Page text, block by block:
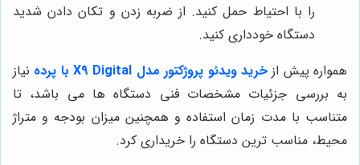
را با احتیاط حمل کنید. از ضربه زدن و تکان دادن شدید
دستگاه خودداری کنید.
همواره پیش ازخرید ویدئو پروژکتور مدل X9 Digital با پرده
نیاز
به بررسی جزئیات مشخصات فنی دستگاه ها می باشد، تا
متناسب با مدت زمان استفاده و همچنین میزان بودجه و متراژ
محیط، مناسب ترین دستگاه را خریداری کرد.